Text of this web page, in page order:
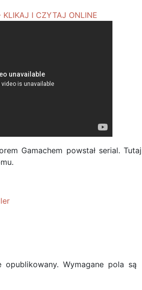
Gamachem powstał serial. Tutaj
Wymagane pola są